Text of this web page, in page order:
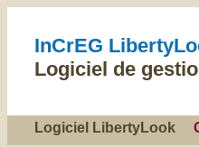
InCrEG
Logiciel de
Logiciel LibertyLook